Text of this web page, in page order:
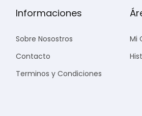
Informaciones
Sobre Nosostros
Contacto
Terminos y Condiciones
Mi